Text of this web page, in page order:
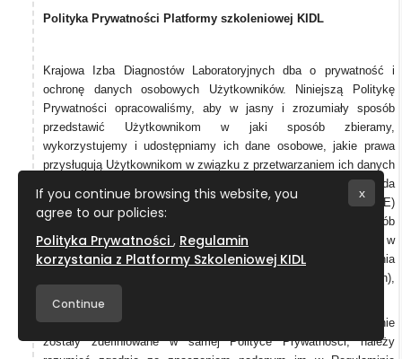
If you continue browsing this website, you
agree to our policies:
Polityka Prywatności Regulamin
korzystania z Platformy Szkoleniowej KIDL
Continue
x
Polityka Prywatności Platformy szkoleniowej KIDL
Krajowa Izba Diagnostów Laboratoryjnych dba o prywatność i
ochronę danych osobowych Użytkowników. Niniejszą Politykę
Prywatności opracowaliśmy, aby w jasny i zrozumiały sposób
przedstawić Użytkownikom w jaki sposób zbieramy,
wykorzystujemy i udostępniamy ich dane osobowe, jakie prawa
przysługują Użytkownikom w związku z przetwarzaniem ich danych
osobowych oraz jak wywiązujemy się z obowiązków, które nakłada
na nas Rozporządzenie Parlamentu Europejskiego i Rady (UE)
2016/679 z dnia 27 kwietnia 2016 r. w sprawie ochrony osób
fizycznych w związku z przetwarzaniem danych osobowych i w
sprawie swobodnego przepływu takich danych oraz uchylenia
dyrektywy 95/46/WE (ogólne rozporządzenie o ochronie danych),
czyli
RODO
Wyrażenia pisane w Polityce Prywatności wielką literą, które nie
zostały zdefiniowane w samej Polityce Prywatności, należy